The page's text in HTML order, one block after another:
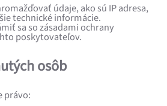
údaje, ako sú IP adresa,
technické informácie.
sa so zásadami ochrany
poskytovateľov.
osôb
právo: